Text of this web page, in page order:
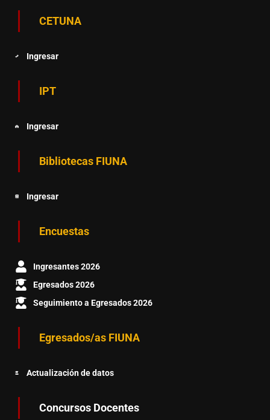
CETUNA
Ingresar
IPT
Ingresar
Bibliotecas FIUNA
Ingresar
Encuestas
Ingresantes 2026
Egresados 2026
Seguimiento a Egresados 2026
Egresados/as FIUNA
Actualización de datos
Concursos Docentes